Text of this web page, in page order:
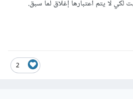
لا يتم اعتبارها إغلاق لما سبق.
2